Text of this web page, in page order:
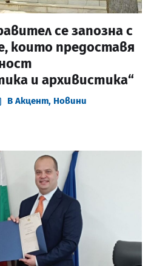
се запозна с
които предоставя
и архивистика“
В Акцент, Новини